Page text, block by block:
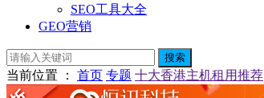
SEO工具大全
GEO营销
搜索
当前位置 ： 首页 专题 十大香港主机租用推荐